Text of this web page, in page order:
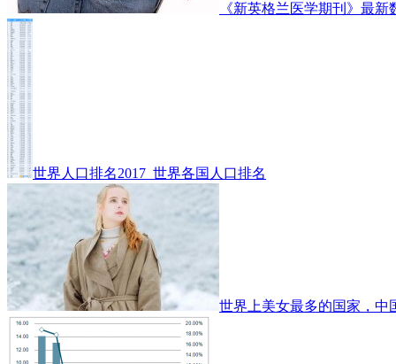
《新英格兰医学期刊》最
世界人口排名2017_世界各国人口排名
世界上美女最多的国家，中